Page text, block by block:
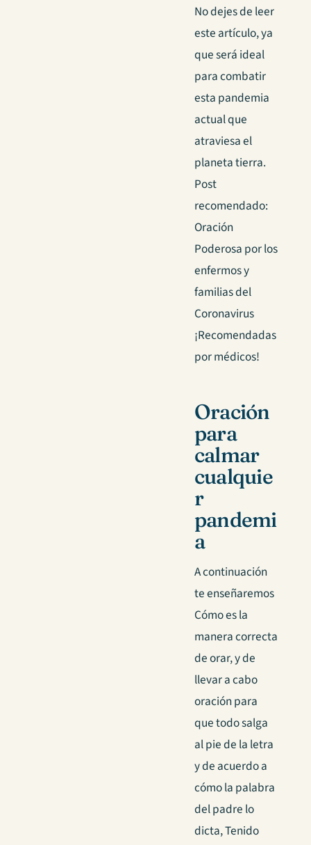
No dejes de leer
este artículo, ya
que será ideal
para combatir
esta pandemia
actual que
atraviesa el
planeta tierra.
Post
recomendado:
Oración
Poderosa por los
enfermos y
familias del
Coronavirus
¡Recomendadas
por médicos!
Oración
para
calmar
cualquie
r
pandemi
a
A continuación
te enseñaremos
Cómo es la
manera correcta
de orar, y de
llevar a cabo
oración para
que todo salga
al pie de la letra
y de acuerdo a
cómo la palabra
del padre lo
dicta, Tenido